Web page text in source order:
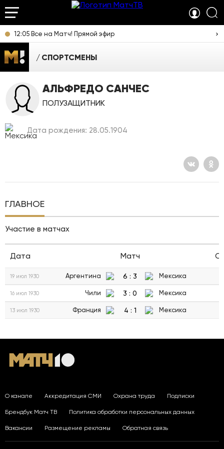
12:05 Все на Матч! Прямой эфир
СПОРТСМЕНЫ
АЛЬФРЕДО САНЧЕС
ПОЛУЗАЩИТНИК
Дата рождения: 28.05.1904
ГЛАВНОЕ
Участие в матчах
Дата Матч
19 июл 1930 Аргентина 6 : 3 Мексика
16 июл 1930 Чили 3 : 0 Мексика
13 июл 1930 Франция 4 : 1 Мексика
О канале Аккредитация СМИ Охрана труда Подписки
Брендбук Матч ТВ Политика обработки персональных данных
Вакансии Размещение рекламы Обратная связь